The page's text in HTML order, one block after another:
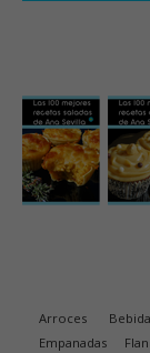
Arroces
Empanadas